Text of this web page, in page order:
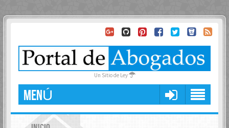
Un Sitio de Ley
MENÚ